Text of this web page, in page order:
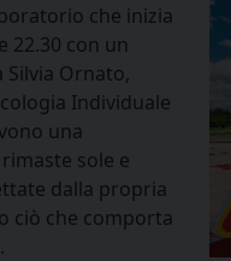
che inizia
22.30 con un
Ornato,
Individuale
una
sole e
dalla propria
ciò che comporta